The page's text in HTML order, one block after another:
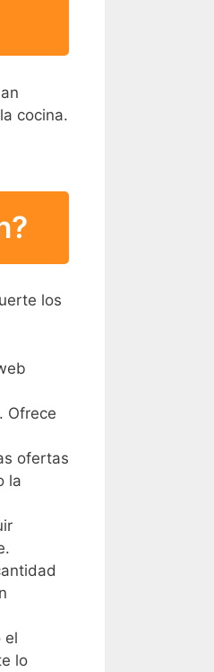
cocina.
los
Ofrece
ofertas
la
el
lo